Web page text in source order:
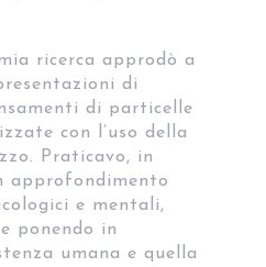
ricerca approdò a
di
di particelle
con l’uso della
Praticavo, in
approfondimento
e mentali,
ponendo in
umana e quella